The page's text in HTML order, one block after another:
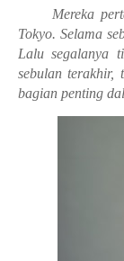
Mereka
Tokyo. Selama
Lalu segalanya
sebulan terakhir,
bagian penting